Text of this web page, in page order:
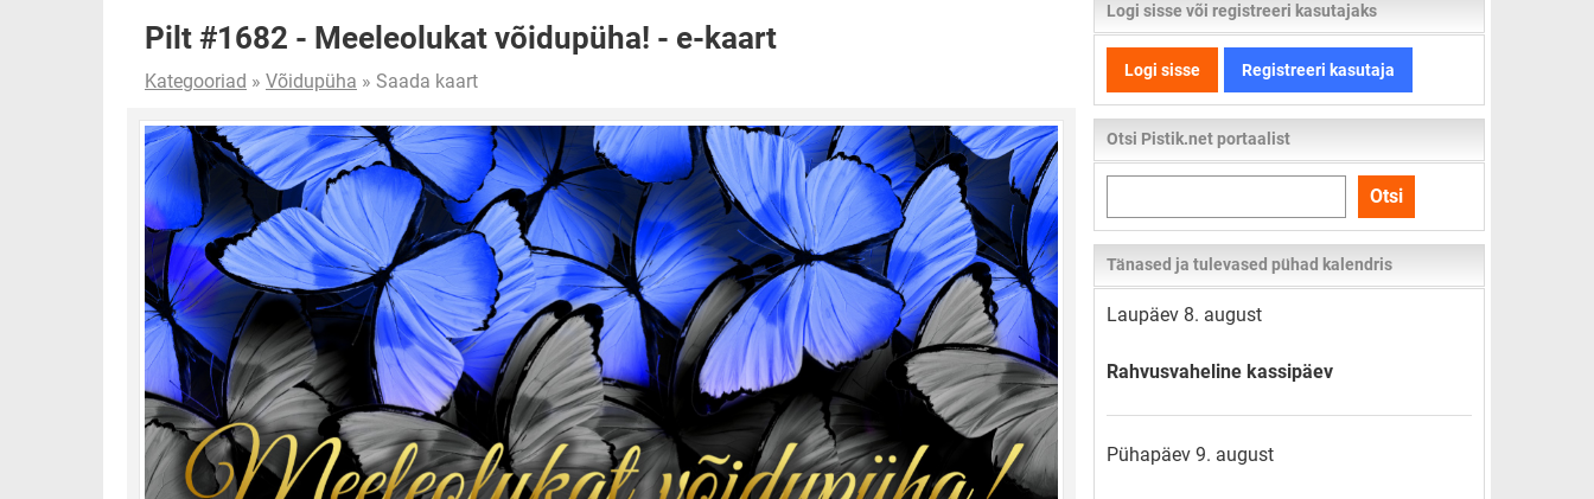
Pilt #1682 - Meeleolukat võidupüha! - e-kaart
Kategooriad » Võidupüha » Saada kaart
Logi sisse või registreeri kasutajaks
Logi sisse Registreeri kasutaja
Otsi Pistik.net portaalist
kogu
lehelt
Otsi
Tänased ja tulevased pühad kalendris
Laupäev 8. august
Rahvusvaheline kassipäev
Pühapäev 9. august